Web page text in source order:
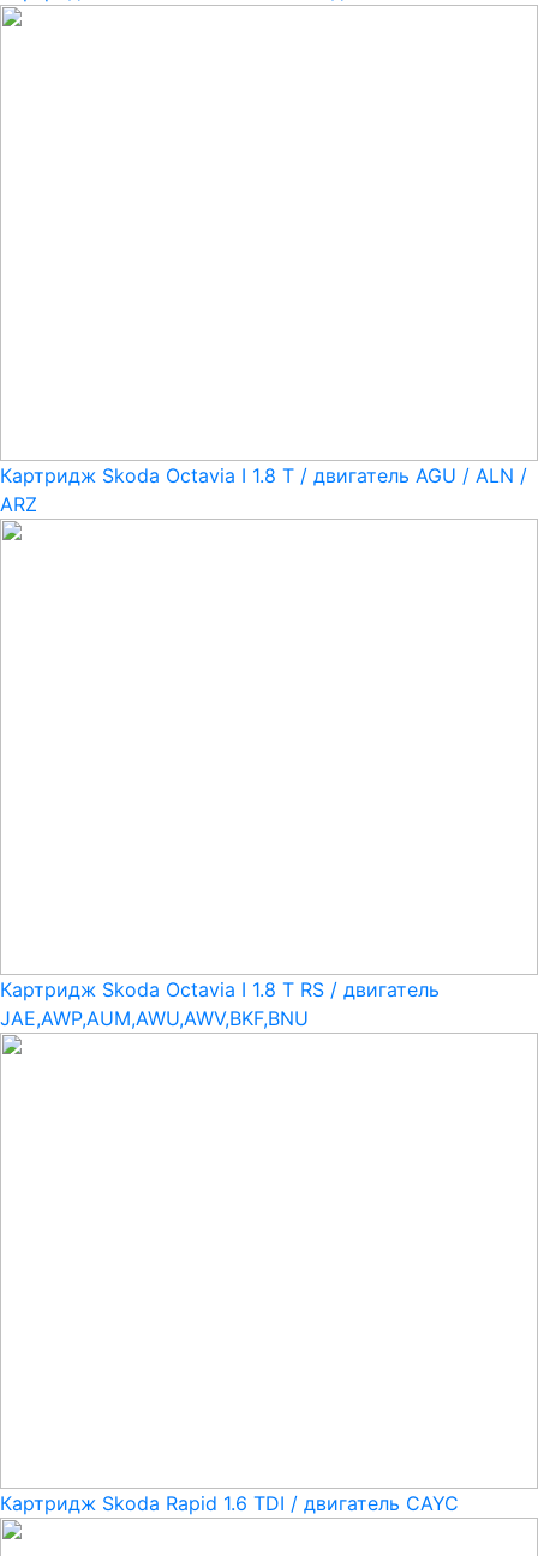
Картридж Skoda Octavia I 1.8 T / двигатель AGU / ALN /
ARZ
Картридж Skoda Octavia I 1.8 T RS / двигатель
JAE,AWP,AUM,AWU,AWV,BKF,BNU
Картридж Skoda Rapid 1.6 TDI / двигатель CAYC